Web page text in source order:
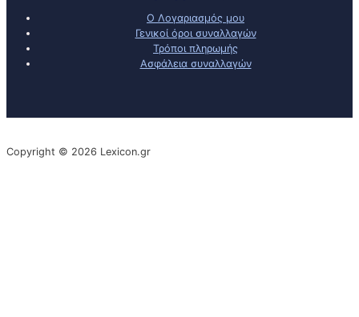
Ο Λογαριασμός μου
Γενικοί όροι συναλλαγών
Τρόποι πληρωμής
Ασφάλεια συναλλαγών
Copyright © 2026 Lexicon.gr